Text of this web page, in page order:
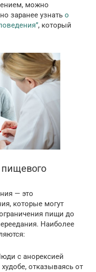
можно
заранее узнать о
, который
пищевого
— это
которые могут
пищи до
Наиболее
с анорексией
отказываясь от